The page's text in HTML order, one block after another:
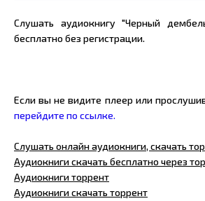
Слушать аудиокнигу "Черный
бесплатно без регистрации.
Если вы не видите плеер или
перейдите по ссылке.
Слушать онлайн аудиокниги, скачать
Аудиокниги скачать бесплатно через
Аудиокниги торрент
Аудиокниги скачать торрент